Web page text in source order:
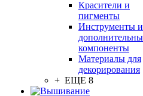
Красители и
пигменты
Инструменты и
компоненты
Материалы для
декорирования
+ ЕЩЕ 8